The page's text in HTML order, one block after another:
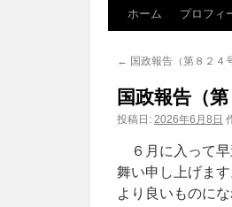
ン
へ
ホーム プロフィ
← 国政報告（第８２４
国政報告（第
投稿日: 2026年6月8日
６月に入って早
舞い申し上げま
より良いものに